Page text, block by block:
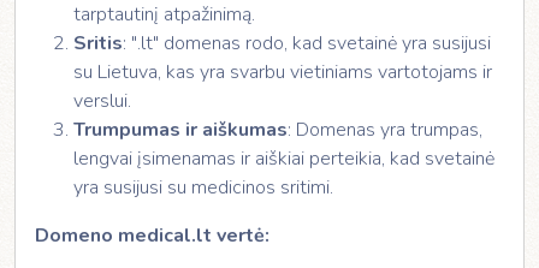
tarptautinį atpažinimą.
Sritis: ".lt" domenas rodo, kad svetainė yra susijusi
su Lietuva, kas yra svarbu vietiniams vartotojams ir
verslui.
Trumpumas ir aiškumas: Domenas yra trumpas,
lengvai įsimenamas ir aiškiai perteikia, kad svetainė
yra susijusi su medicinos sritimi.
Domeno medical.lt vertė: